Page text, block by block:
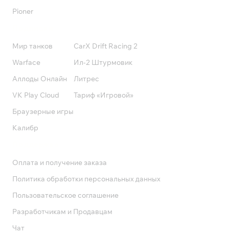
Pioner
Мир танков
Warface
Аллоды Онлайн
VK Play Cloud
Браузерные игры
Калибр
CarX Drift Racing 2
Ил-2 Штурмовик
Литрес
Тариф «Игровой»
Оплата и получение заказа
Политика обработки персональных данных
Пользовательское соглашение
Разработчикам и Продавцам
Чат